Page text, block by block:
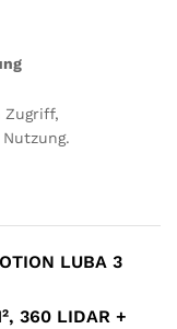
Zugriff,
LUBA 3
360 LIDAR +